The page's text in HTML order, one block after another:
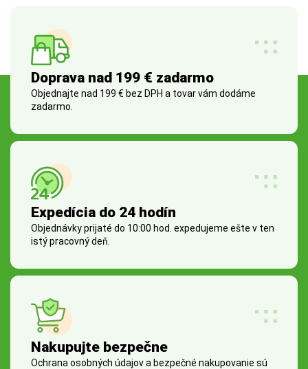
Doprava nad 199 € zadarmo
Objednajte nad 199 € bez DPH a tovar vám dodáme
zadarmo.
Expedícia do 24 hodín
Objednávky prijaté do 10:00 hod. expedujeme ešte v ten
istý pracovný deň.
Nakupujte bezpečne
Ochrana osobných údajov a bezpečné nakupovanie sú